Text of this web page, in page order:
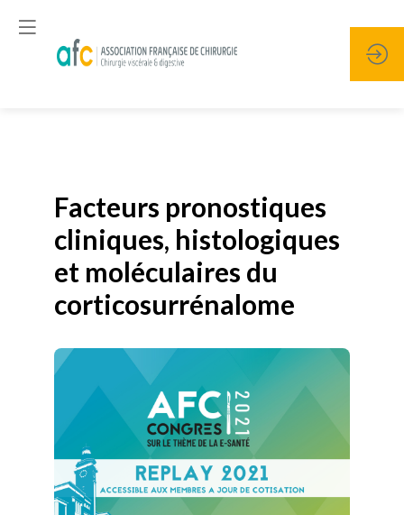
Facteurs pronostiques
cliniques, histologiques
et moléculaires du
corticosurrénalome